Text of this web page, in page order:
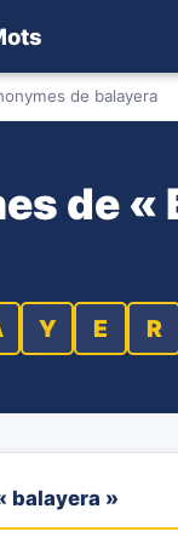
de balayera
de «
Y E R
balayera »